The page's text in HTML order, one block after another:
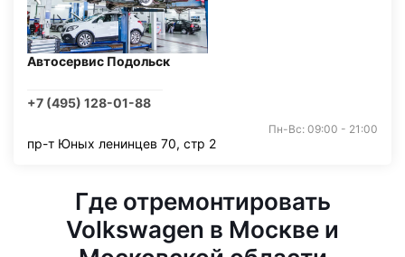
Автосервис Подольск
+7 (495) 128-01-88
Пн-Вс: 09:00 - 21:00
пр-т Юных ленинцев 70, стр 2
Где отремонтировать
Volkswagen в Москве и